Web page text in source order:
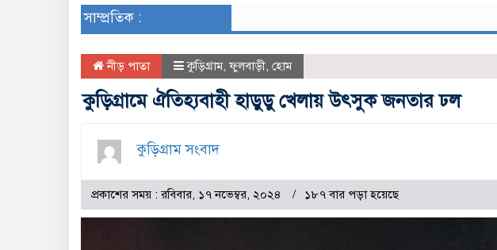
সাম্প্রতিক :
নীড় পাতা কুড়িগ্রাম,ফুলবাড়ী, হোম
কুড়িগ্রামে ঐতিহ্যবাহী হাডুডু খেলায় উৎসুক জনতার ঢল
কুড়িগ্রাম সংবাদ
প্রকাশের সময় : রবিবার, ১৭ নভেম্বর, ২০২৪ ১৮৭ বার পড়া হয়েছে